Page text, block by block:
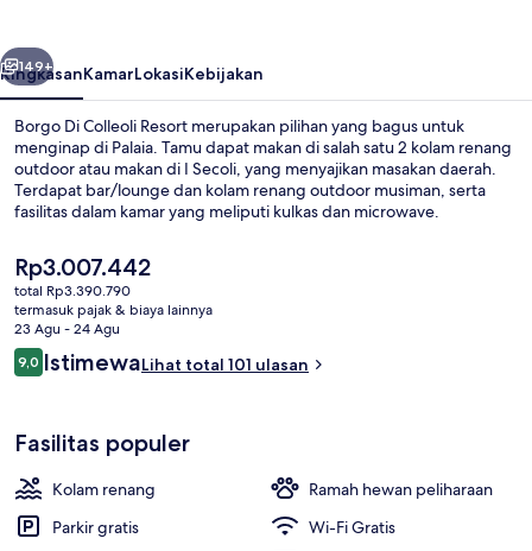
Berikutnya
149+
RingkasanKamarLokasiKebijakan
Borgo Di Colleoli Resort merupakan pilihan yang bagus untuk
menginap di Palaia. Tamu dapat makan di salah satu 2 kolam renang
outdoor atau makan di I Secoli, yang menyajikan masakan daerah.
Terdapat bar/lounge dan kolam renang outdoor musiman, serta
fasilitas dalam kamar yang meliputi kulkas dan microwave.
Harga
saat
ini
Rp3.007.442
Rp3.007.442
total Rp3.390.790
termasuk pajak & biaya lainnya
23 Agu - 24 Agu
Ulasan
9,09,0 dari 10
IstimewaLihat total 101 ulasan
Fasilitas populer
Kolam renang
Ramah hewan peliharaan
Parkir gratis
Wi-Fi Gratis